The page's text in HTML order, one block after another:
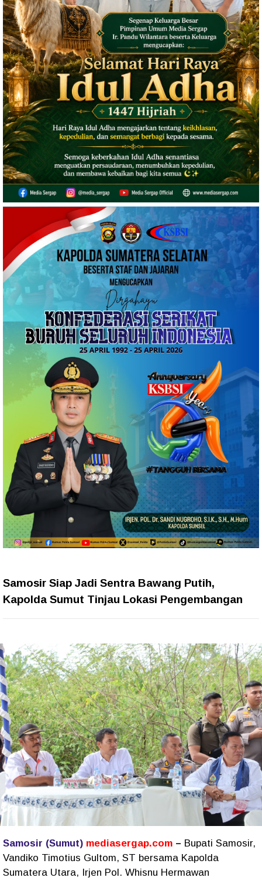
Samosir Siap Jadi Sentra Bawang Putih,
Kapolda Sumut Tinjau Lokasi Pengembangan
Samosir (Sumut) mediasergap.com – Bupati Samosir,
Vandiko Timotius Gultom, ST bersama Kapolda
Sumatera Utara, Irjen Pol. Whisnu Hermawan